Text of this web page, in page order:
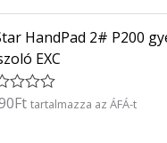
HandPad 2# P200
EXC
Ft tartalmazza az ÁFÁ-t